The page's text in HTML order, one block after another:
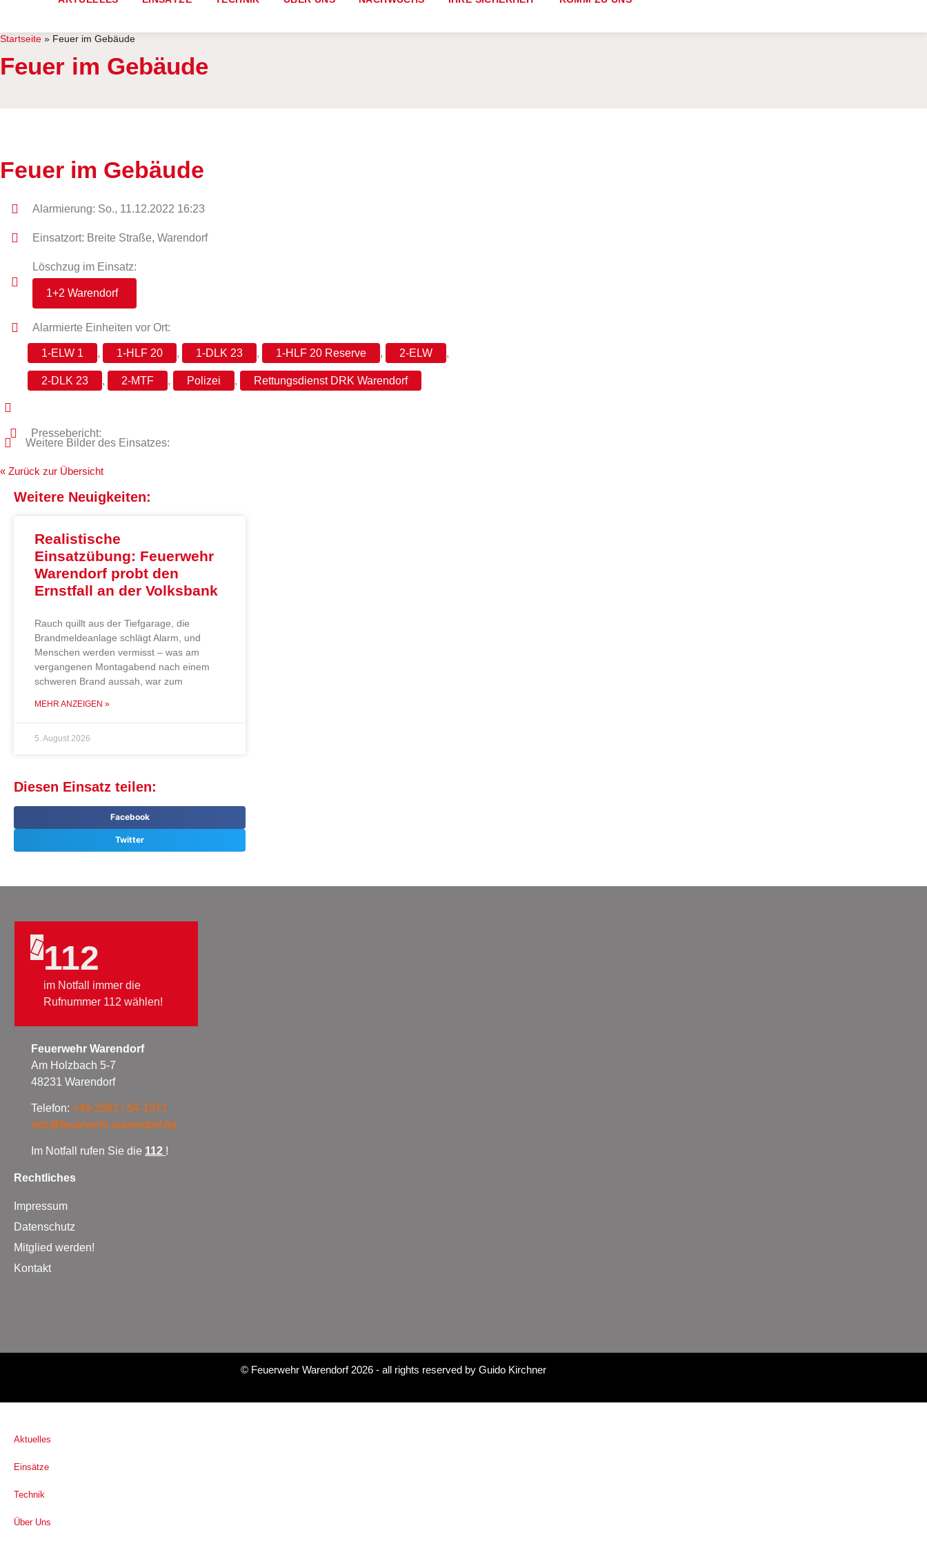
Startseite » Feuer im Gebäude
Feuer im Gebäude
Feuer im Gebäude
Alarmierung: So., 11.12.2022 16:23
Einsatzort: Breite Straße, Warendorf
Löschzug im Einsatz:
1+2 Warendorf
Alarmierte Einheiten vor Ort:
1-ELW 1 , 1-HLF 20 , 1-DLK 23 , 1-HLF 20 Reserve , 2-ELW ,
2-DLK 23 , 2-MTF , Polizei , Rettungsdienst DRK Warendorf
Pressebericht:
Weitere Bilder des Einsatzes:
« Zurück zur Übersicht
Weitere Neuigkeiten:
Realistische
Einsatzübung: Feuerwehr
Warendorf probt den
Ernstfall an der Volksbank
Rauch quillt aus der Tiefgarage, die
Brandmeldeanlage schlägt Alarm, und
Menschen werden vermisst – was am
vergangenen Montagabend nach einem
schweren Brand aussah, war zum
MEHR ANZEIGEN »
5. August 2026
Diesen Einsatz teilen:
Facebook
Twitter
112
im Notfall immer die
Rufnummer 112 wählen!
Feuerwehr Warendorf
Am Holzbach 5-7
48231 Warendorf
Telefon: +49 2581 / 54-1371
info@feuerwehr-warendorf.de
Im Notfall rufen Sie die 112 !
Rechtliches
Impressum
Datenschutz
Mitglied werden!
Kontakt
© Feuerwehr Warendorf 2026- all rights reserved by Guido Kirchner
Aktuelles
Einsätze
Technik
Über Uns